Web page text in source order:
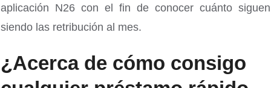
aplicación N26 con el fin de conocer cuánto siguen
siendo las retribución al mes.
¿Acerca de cómo consigo